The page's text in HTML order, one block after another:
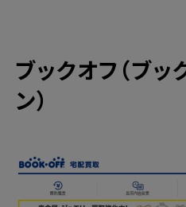
ブックオフ（ブ
ン）